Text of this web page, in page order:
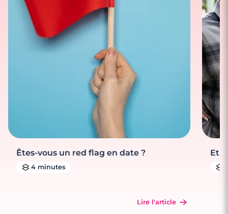
Êtes-vous un red flag en date ?
4 minutes
Lire l'article
Et